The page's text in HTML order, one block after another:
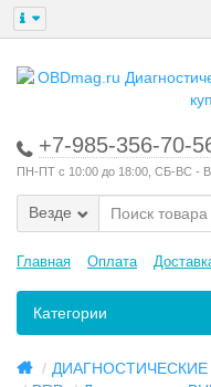
+7-985-356-70-
ПН-ПТ с 10:00 до 18:00, СБ-ВС -
Везде
Главная Оплата
Категории